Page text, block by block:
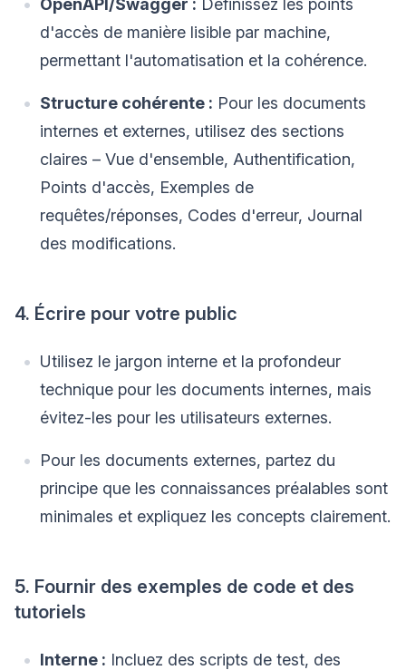
d'accès de manière lisible par machine,
permettant l'automatisation et la cohérence.
Structure cohérente : Pour les documents
internes et externes, utilisez des sections
claires – Vue d'ensemble, Authentification,
Points d'accès, Exemples de
requêtes/réponses, Codes d'erreur, Journal
des modifications.
4. Écrire pour votre public
Utilisez le jargon interne et la profondeur
technique pour les documents internes, mais
évitez-les pour les utilisateurs externes.
Pour les documents externes, partez du
principe que les connaissances préalables sont
minimales et expliquez les concepts clairement.
5. Fournir des exemples de code et des
tutoriels
Interne : Incluez des scripts de test, des